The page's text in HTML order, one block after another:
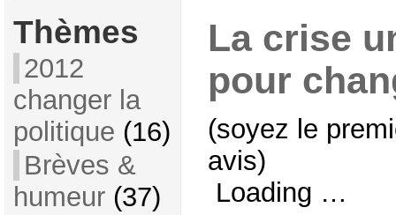
Thèmes
2012
changer la
politique (16)
Brèves &
humeur(37)
La crise
pour
(soyez le
avis)
Loading …